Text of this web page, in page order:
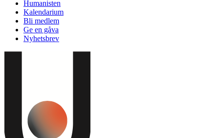
Humanisten
Kalendarium
Bli medlem
Ge en gåva
Nyhetsbrev